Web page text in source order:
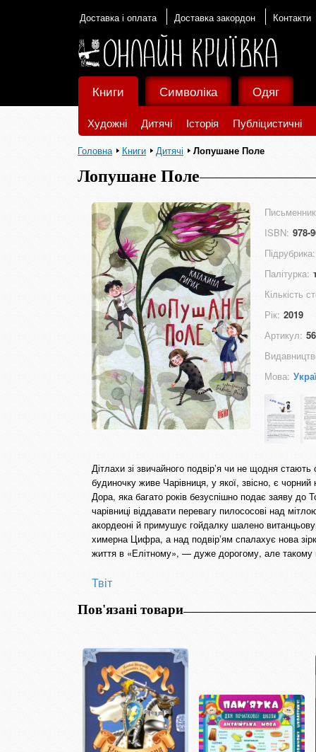
Доставка і оплата Доставка закордон Контакти
Книги
Художні Дитячі Історія Публіцистичні
Символіка Одяг
Головна Книги Дитячі Лопушане Поле
Лопушане Поле
ISBN: 978-
Підрубрика:
Палітурка:
Кількість
Рік: 2019
Артикул:
Мова:
Дітлахи зі звичайного подвірʼя чи не щодня
будиночку живе Чарівниця, у якої, звісно, є
Дора, яка багато років безуспішно подає заяву до
чарівниці віддавати перевагу пилососові над
акордеоні й примушує гойдалку шалено
химерна Цифра, а над подвірʼям спалахує нова
життя в «Елітному», — дуже дорогому, але
Твіт
Пов'язані товари